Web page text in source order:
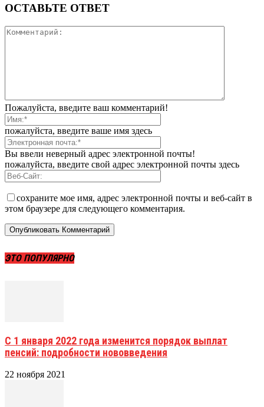
ОСТАВЬТЕ ОТВЕТ
Пожалуйста, введите ваш комментарий!
пожалуйста, введите ваше имя здесь
Вы ввели неверный адрес электронной почты!
пожалуйста, введите свой адрес электронной почты здесь
сохраните мое имя, адрес электронной почты и веб-сайт в
этом браузере для следующего комментария.
ЭТО ПОПУЛЯРНО
С 1 января 2022 года изменится порядок выплат
пенсий: подробности нововведения
22 ноября 2021